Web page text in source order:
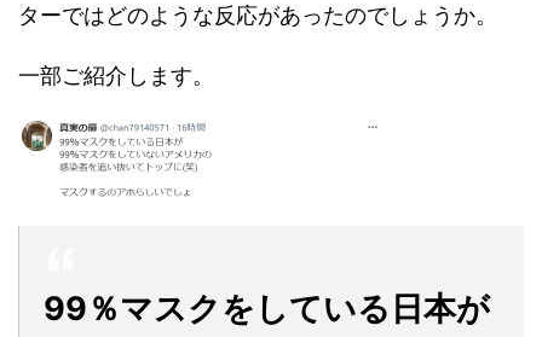
ターではどのような反応があったのでしょうか。
一部ご紹介します。
99％マスクをしている日本が